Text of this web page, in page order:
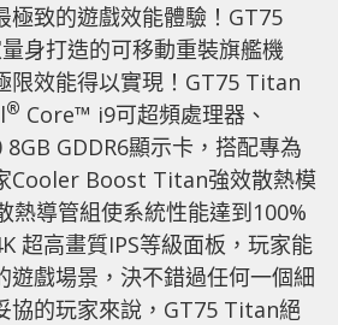
極致的遊戲效能體驗！GT75
身打造的可移動重裝旗艦機
限效能得以實現！GT75 Titan
® Core™ i9可超頻處理器、
8GB GDDR6顯示卡，搭配專為
Cooler Boost Titan強效散熱模
熱導管組使系統性能達到100%
超高畫質IPS等級面板，玩家能
遊戲場景，決不錯過任何一個細
協的玩家來說，GT75 Titan絕